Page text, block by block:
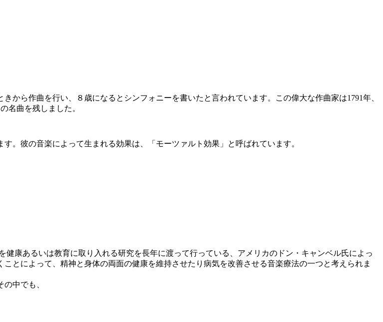
から作曲を行い、８歳になるとシンフォニーを書いたと言われています。この偉大な作曲家は1791年、
名曲を残しました。
。彼の音楽によって生まれる効果は、「モーツァルト効果」と呼ばれています。
康あるいは教育に取り入れる研究を長年に渡って行っている、アメリカのドン・キャンベル氏によっ
とによって、精神と身体の両面の健康を維持させたり病気を改善させる音楽療法の一つと考えられま
中でも、